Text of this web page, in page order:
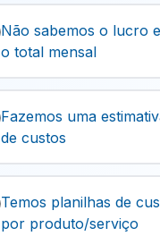
Não sabemos o lucro
o total mensal
Fazemos uma
de custos
Temos planilhas de
por produto/serviço